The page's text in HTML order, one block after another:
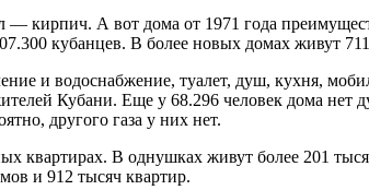
кирпич. А вот дома от 1971 года
кубанцев. В более новых домах живут
и водоснабжение, туалет, душ, кухня,
Кубани. Еще у 68.296 человек дома нет
другого газа у них нет.
квартирах. В однушках живут более 201
и 912 тысяч квартир.